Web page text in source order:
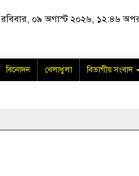
রবিবার, ০৯ অগাস্ট ২০২৬, ১২:৪৬
বিনোদন খেলাধুলা বিভাগীয় সংবাদ